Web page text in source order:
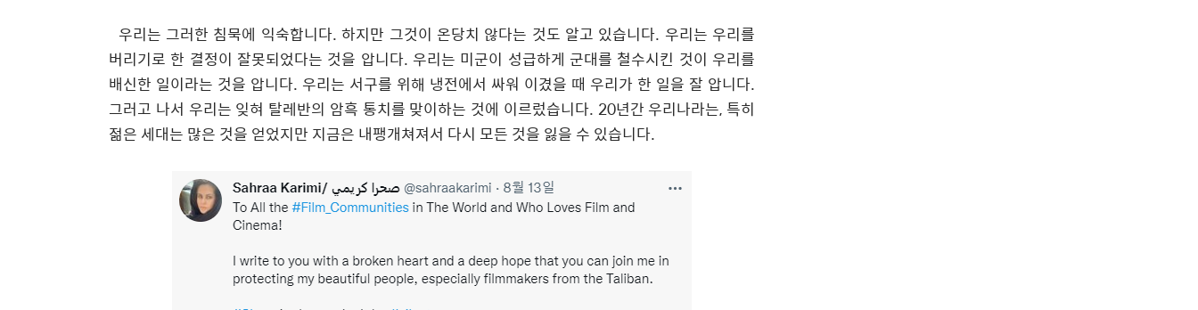
우리는 그러한 침묵에 익숙합니다.하지만 그것이 온당치 않다는 것도 알고 있습니다. 우리는 우리를
버리기로 한 결정이 잘못되었다는 것을 압니다. 우리는 미군이 성급하게 군대를 철수시킨 것이 우리를
배신한 일이라는 것을 압니다. 우리는 서구를 위해 냉전에서 싸워 이겼을 때 우리가 한 일을 잘 압니다.
그러고 나서 우리는 잊혀 탈레반의 암흑 통치를 맞이하는 것에 이르렀습니다. 20년간 우리나라는,특히
젊은 세대는 많은 것을 얻었지만 지금은 내팽개쳐져서 다시 모든 것을 잃을 수 있습니다.